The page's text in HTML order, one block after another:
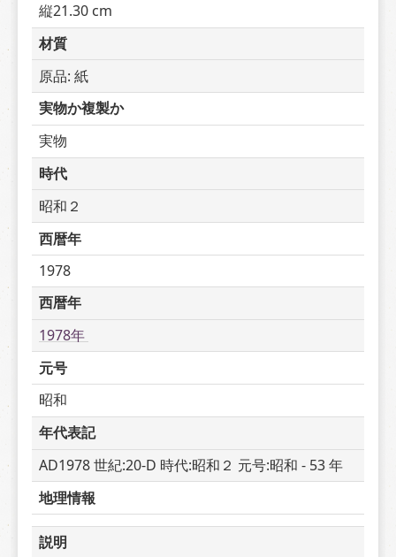
縦21.30 cm
材質
原品: 紙
実物か複製か
実物
時代
昭和２
西暦年
1978
西暦年
1978年
元号
昭和
年代表記
AD1978 世紀:20-D 時代:昭和２ 元号:昭和 - 53 年
地理情報
説明